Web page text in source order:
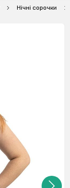
Нічні сорочки